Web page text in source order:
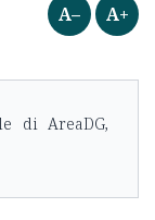
A– A+
di AreaDG,